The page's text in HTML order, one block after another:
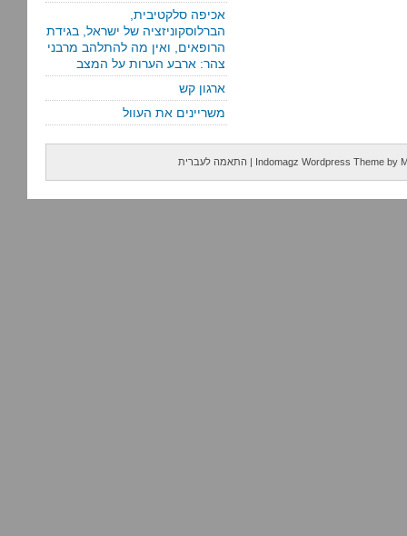
אכיפה סלקטיבית,
הברלוסקוניזציה של ישראל, בגידת
הרופאים, ואין מה להתלהב מרבני
צהר: ארבע הערות על המצב
ארגון קש
משריינים את העוול
Indomagz Wordpress Theme by
| התאמה לעברית